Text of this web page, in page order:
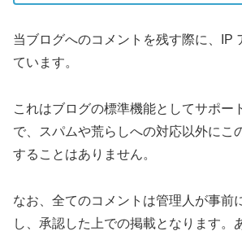
当ブログへのコメントを残す際に、IP
ています。
これはブログの標準機能としてサポー
で、スパムや荒らしへの対応以外にこ
することはありません。
なお、全てのコメントは管理人が事前
し、承認した上での掲載となります。